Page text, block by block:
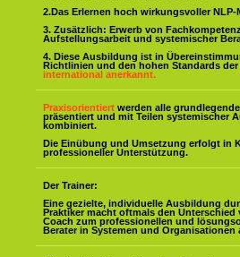
2.Das Erlernen hoch wirkungsvoller NLP-
3. Zusätzlich: Erwerb von
Aufstellungsarbeit und systemischer
4. Diese Ausbildung ist in
Richtlinien und den hohen Standards der
international anerkannt.
Praxisorientiert werden alle
präsentiert und mit Teilen systemischer
kombiniert.
Die Einübung und Umsetzung erfolgt in
professioneller Unterstützung.
Der Trainer:
Eine gezielte, individuelle Ausbildung
Praktiker macht oftmals den Unterschied
Coach zum professionellen und
Berater in Systemen und Organisationen